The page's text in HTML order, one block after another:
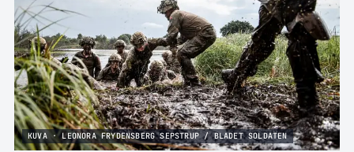
KUVA · LEONORA FRYDENSBERG SEPSTRUP / BLADET SOLDATEN